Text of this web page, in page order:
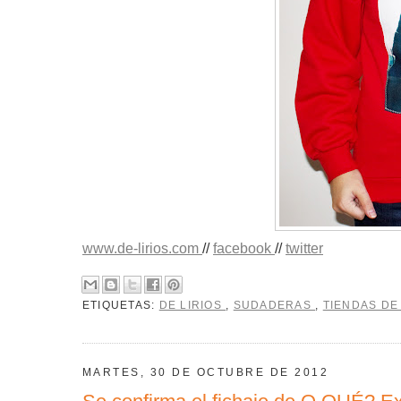
www.de-lirios.com //facebook //twitter
ETIQUETAS: DE LIRIOS , SUDADERAS , TIENDAS DE
MARTES, 30 DE OCTUBRE DE 2012